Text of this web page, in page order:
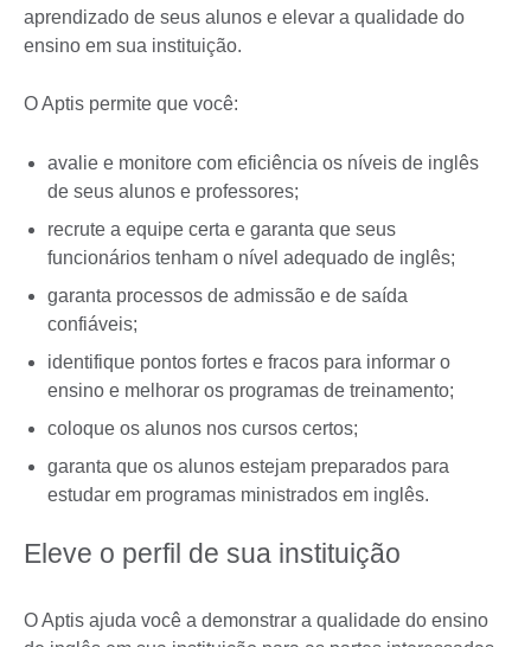
aprendizado de seus alunos e elevar a qualidade do
ensino em sua instituição.
O Aptis permite que você:
avalie e monitore com eficiência os níveis de inglês
de seus alunos e professores;
recrute a equipe certa e garanta que seus
funcionários tenham o nível adequado de inglês;
garanta processos de admissão e de saída
confiáveis;
identifique pontos fortes e fracos para informar o
ensino e melhorar os programas de treinamento;
coloque os alunos nos cursos certos;
garanta que os alunos estejam preparados para
estudar em programas ministrados em inglês.
Eleve o perfil de sua instituição
O Aptis ajuda você a demonstrar a qualidade do ensino